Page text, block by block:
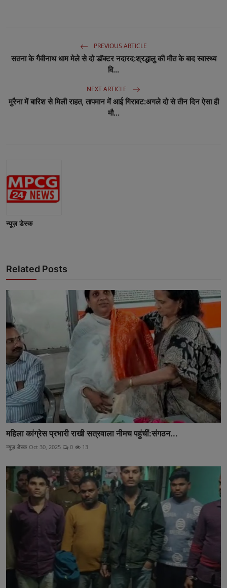
PREVIOUS ARTICLE
सतना के गैवीनाथ धाम मेले से दो डॉक्टर नदारद:श्रद्धालु की मौत के बाद स्वास्थ्य
वि...
NEXT ARTICLE
मुरैना में बारिश से मिली राहत, तापमान में आई गिरावट:अगले दो से तीन दिन ऐसा ही
मौ...
न्यूज़ डेस्क
Related Posts
महिला कांग्रेस प्रभारी राखी सत्रवाला नीमच पहुंचीं:संगठन...
न्यूज़ डेस्क Oct 30, 2025 0 13